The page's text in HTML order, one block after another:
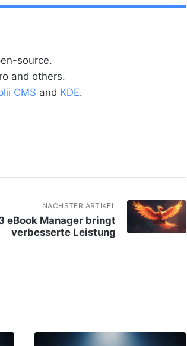
source.
and others.
CMS and KDE.
NÄCHSTER ARTIKEL
eBook Manager bringt
verbesserte Leistung